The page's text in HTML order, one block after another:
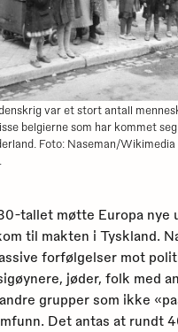
var et stort antall
belgierne som har kommet
Foto: Naseman/Wikimedia
tallet møtte Europa nye
til makten i Tyskland.
forfølgelser mot
jøder, folk med
grupper som ikke
Det antas at rundt